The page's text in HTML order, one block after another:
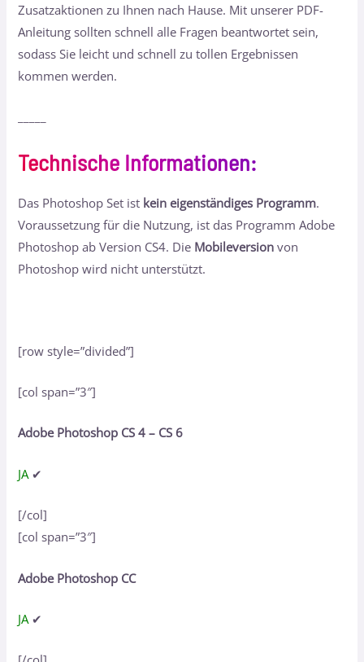
Zusatzaktionen zu Ihnen nach Hause. Mit unserer PDF-
Anleitung sollten schnell alle Fragen beantwortet sein,
sodass Sie leicht und schnell zu tollen Ergebnissen
kommen werden.
Technische Informationen:
Das Photoshop Set ist kein eigenständiges Programm.
Voraussetzung für die Nutzung, ist das Programm Adobe
Photoshop ab Version CS4. Die Mobileversion von
Photoshop wird nicht unterstützt.
[row style=”divided”]
[col span=”3″]
Adobe Photoshop CS 4 – CS 6
JA ✔
[/col]
[col span=”3″]
Adobe Photoshop CC
JA ✔